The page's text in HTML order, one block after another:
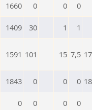
1660 0 0 0
1409 30 1 1
1591 101 15 7,5
1843 0 0 0
0 0 0 0